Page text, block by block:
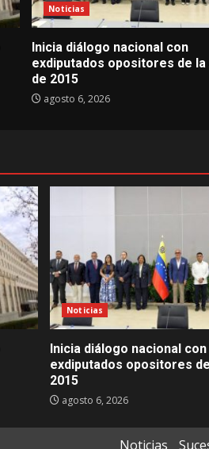
Noticias
Inicia diálogo nacional con
exdiputados opositores de la
de 2015
agosto 6, 2026
Noticias
Inicia diálogo nacional con
exdiputados opositores
2015
agosto 6, 2026
Noticias